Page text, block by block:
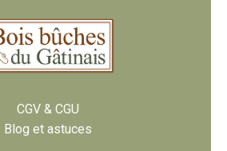
CGV & CGU
Blog et astuces